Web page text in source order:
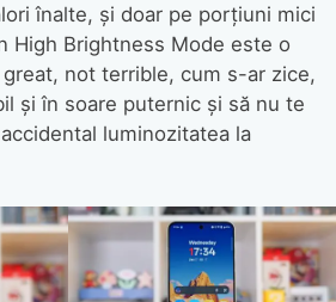
înalte, și doar pe porțiuni mici
High Brightness Mode este o
not terrible, cum s-ar zice,
și în soare puternic și să nu te
luminozitatea la